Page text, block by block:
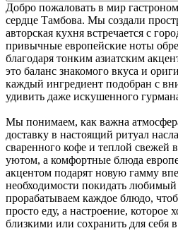
Добро пожаловать в мир
сердце Тамбова. Мы создали
авторская кухня встречается с
привычные европейские ноты
благодаря тонким азиатским
это баланс знакомого вкуса и
каждый ингредиент подобран с
удивить даже искушенного
Мы понимаем, как важна
доставку в настоящий ритуал
сваренного кофе и теплой
уютом, а комфортные блюда
акцентом подарят новую гамму
необходимости покидать
прорабатываем каждое блюдо,
просто еду, а настроение, которое
близкими или сохранить для себя